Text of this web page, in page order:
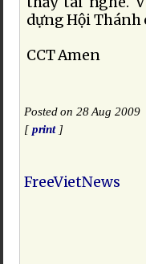
dựng Hội Thánh
CCT Amen
Posted on 28 Aug 2009
[print]
FreeVietNews